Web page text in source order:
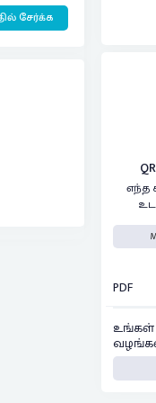
சேர்க்க
எந்த
PDF
உங்கள்